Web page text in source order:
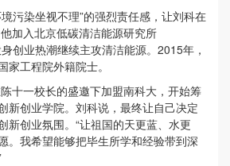
污染坐视不理”的强烈责任感，让刘科在
加入北京低碳清洁能源研究所
身创业热潮继续主攻清洁能源。2015年，
工程院外籍院士。
十一校长的盛邀下加盟南科大，开始筹
新创业学院。刘科说，最终让自己决定
新创业氛围。“让祖国的天更蓝、水更
。我希望能够把毕生所学和经验带到深